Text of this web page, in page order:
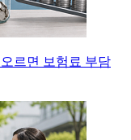
르면 보험료 부담